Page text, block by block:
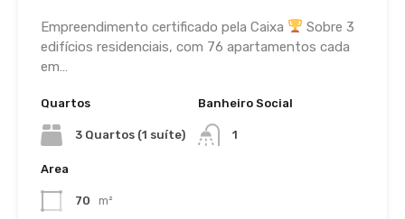
Empreendimento certificado pela Caixa
Sobre 3
edifícios residenciais, com 76 apartamentos cada
em…
Quartos
3 Quartos (1 suíte)
Banheiro Social
1
Area
70 m²